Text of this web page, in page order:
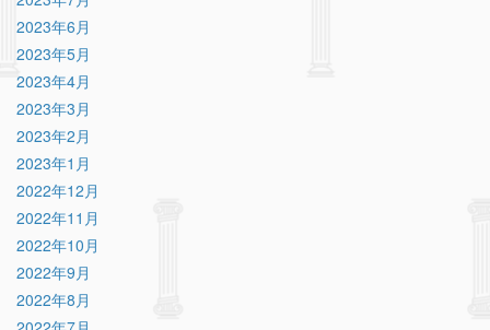
2023年6月
2023年5月
2023年4月
2023年3月
2023年2月
2023年1月
2022年12月
2022年11月
2022年10月
2022年9月
2022年8月